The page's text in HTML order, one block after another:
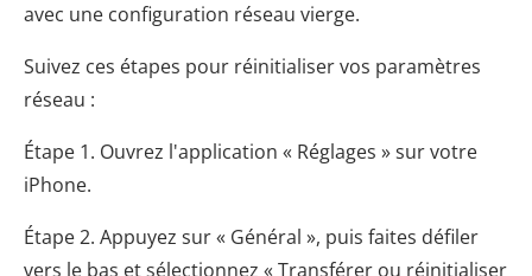
avec une configuration réseau vierge.
Suivez ces étapes pour réinitialiser vos paramètres
réseau :
Étape 1. Ouvrez l'application « Réglages » sur votre
iPhone.
Étape 2. Appuyez sur « Général », puis faites défiler
vers le bas et sélectionnez « Transférer ou réinitialiser